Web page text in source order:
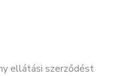
ellátási szerződést